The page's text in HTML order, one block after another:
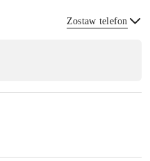
Zostaw telefon